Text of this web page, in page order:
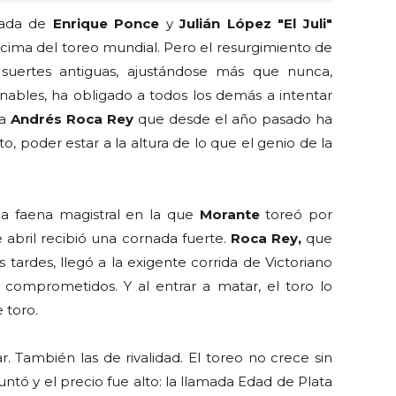
de Enrique Ponce yJulián López "El Juli"
del toreo mundial. Pero el resurgimiento de
antiguas, ajustándose más que nunca,
ha obligado a todos los demás a intentar
Andrés Roca Rey que desde el año pasado ha
poder estar a la altura de lo que el genio de la
faena magistral en la que Morantetoreó por
abril recibió una cornada fuerte. Roca Rey, que
llegó a la exigente corrida de Victoriano
Y al entrar a matar, el toro lo
toro.
También las de rivalidad. El toreo no crece sin
y el precio fue alto: la llamada Edad de Plata